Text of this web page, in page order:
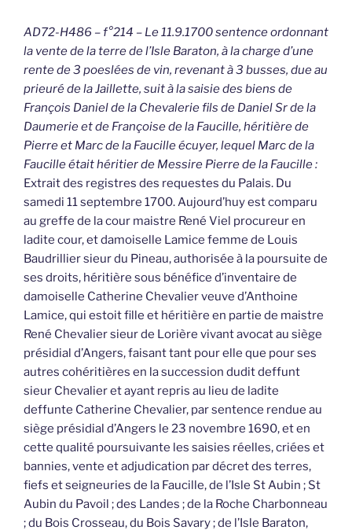
AD72-H486 – f°214 – Le 11.9.1700 sentence ordonnant
la vente de la terre de l’Isle Baraton, à la charge d’une
rente de 3 poeslées de vin, revenant à 3 busses, due au
prieuré de la Jaillette, suit à la saisie des biens de
François Daniel de la Chevalerie fils de Daniel Sr de la
Daumerie et de Françoise de la Faucille, héritière de
Pierre et Marc de la Faucille écuyer, lequel Marc de la
Faucille était héritier de Messire Pierre de la Faucille :
Extrait des registres des requestes du Palais. Du
samedi 11 septembre 1700. Aujourd’huy est comparu
au greffe de la cour maistre René Viel procureur en
ladite cour, et damoiselle Lamice femme de Louis
Baudrillier sieur du Pineau, authorisée à la poursuite de
ses droits, héritière sous bénéfice d’inventaire de
damoiselle Catherine Chevalier veuve d’Anthoine
Lamice, qui estoit fille et héritière en partie de maistre
René Chevalier sieur de Lorière vivant avocat au siège
présidial d’Angers, faisant tant pour elle que pour ses
autres cohéritières en la succession dudit deffunt
sieur Chevalier et ayant repris au lieu de ladite
deffunte Catherine Chevalier, par sentence rendue au
siège présidial d’Angers le 23 novembre 1690, et en
cette qualité poursuivante les saisies réelles, criées et
bannies, vente et adjudication par décret des terres,
fiefs et seigneuries de la Faucille, de l’Isle St Aubin ; St
Aubin du Pavoil ; des Landes ; de la Roche Charbonneau
; du Bois Crosseau, du Bois Savary ; de l’Isle Baraton,